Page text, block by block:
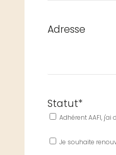
Adresse
Statut*
Adhérent AAFI,
Je souhaite